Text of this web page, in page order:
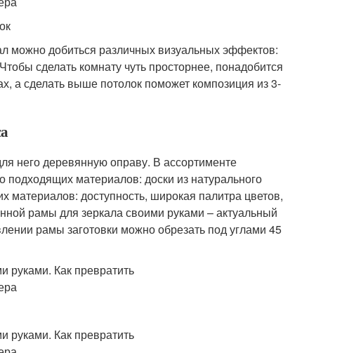
добиться различных визуальных эффектов:
сделать комнату чуть просторнее, понадобится
а сделать выше потолок поможет композиция из 3-
него деревянную оправу. В ассортименте
подходящих материалов: доски из натурального
доступность, широкая палитра цветов,
рамы для зеркала своими руками – актуальный
рамы заготовки можно обрезать под углами 45